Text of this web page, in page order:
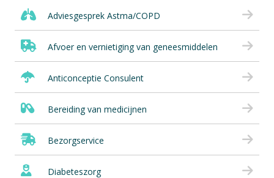
Adviesgesprek Astma/COPD
Afvoer en vernietiging van geneesmiddelen
Anticonceptie Consulent
Bereiding van medicijnen
Bezorgservice
Diabeteszorg